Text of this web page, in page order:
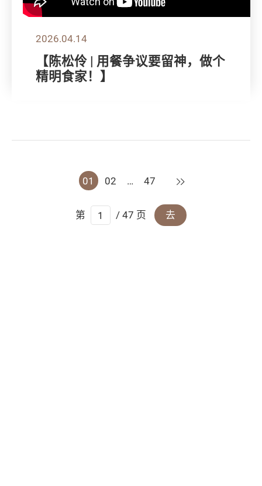
2026.04.14
【陈松伶 | 用餐争议要留神，做个
精明食家！】
01 02 … 47 下一页
第 / 47 页 去